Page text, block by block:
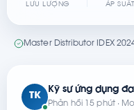
LƯU LƯỢNG ÁP SUẤT
Master Distributor IDEX
TK
Kỹ sư ứng dụng
Phản hồi 15 phút ·